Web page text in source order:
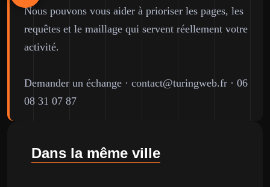
Nous pouvons vous aider à prioriser les pages, les
requêtes et le maillage qui servent réellement votre
activité.
Demander un échange · contact@turingweb.fr · 06
08 31 07 87
Dans la même ville